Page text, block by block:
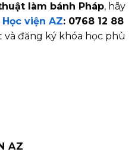
làm bánh Pháp, hãy
Học viện AZ: 0768 12 88
đăng ký khóa học phù
AZ